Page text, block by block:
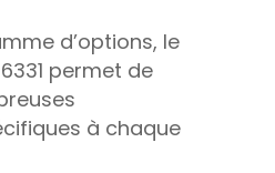
d’options, le
permet de
à chaque